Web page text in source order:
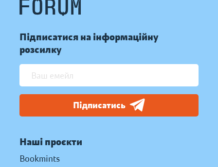
Підписатися на інформаційну
розсилку
Підписатись
Наші проєкти
Bookmints